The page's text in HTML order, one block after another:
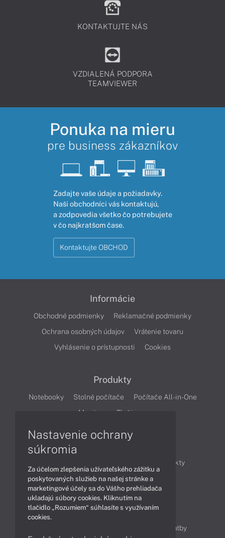
KONTAKTUJTE NÁS
VZDIALENÁ PODPORA
TEAMVIEWER
Ponuka na mieru
pre business zákazníkov
Zadajte vaše údaje a požiadavky.
Naši obchodníci vás kontaktujú,
a zodpovedia všetko čo potrebujete
v čo najkratšom čase.
Kontaktujte OBCHOD
Informácie
Obchodné podmienky
Reklamačné podmienky
Ochrana osobných údajov
Vrátenie tovaru
Vyhlásenie o prístupnosti
Cookies
Produkty
Notebooky Stolné počítače
Počítače All-in-One
Monitory
Tlačiarne
Produkty
Technológie
Videá
Obsah
Možnosti doručenia a platby
Nastavenie ochrany
súkromia
Za účelom zlepšenia užívateľského zážitku a
poskytovaných služieb na našej stránke a
marketingové účely sa do Vášho prehliadača
ukladajú súbory cookies. Kliknutím na
tlačidlo „Rozumiem“ súhlasíte s využívaním
cookies.